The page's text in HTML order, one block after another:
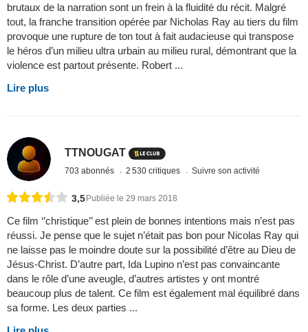
brutaux de la narration sont un frein à la fluidité du récit. Malgré
tout, la franche transition opérée par Nicholas Ray au tiers du film
provoque une rupture de ton tout à fait audacieuse qui transpose
le héros d’un milieu ultra urbain au milieu rural, démontrant que la
violence est partout présente. Robert ...
Lire plus
TTNOUGAT
703 abonnés 2 530 critiques Suivre son activité
3,5 Publiée le 29 mars 2018
Ce film ‘’christique’’ est plein de bonnes intentions mais n’est pas
réussi. Je pense que le sujet n’était pas bon pour Nicolas Ray qui
ne laisse pas le moindre doute sur la possibilité d’être au Dieu de
Jésus-Christ. D’autre part, Ida Lupino n’est pas convaincante
dans le rôle d’une aveugle, d’autres artistes y ont montré
beaucoup plus de talent. Ce film est également mal équilibré dans
sa forme. Les deux parties ...